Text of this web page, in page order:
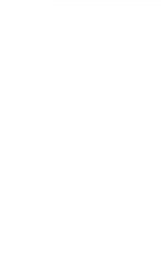
های متنوعی